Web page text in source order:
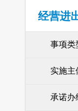
经营进
事项类
实施主
承诺办